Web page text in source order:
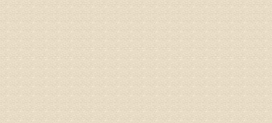
专家回
较严重
院详细
姓名：
专家回
你好，